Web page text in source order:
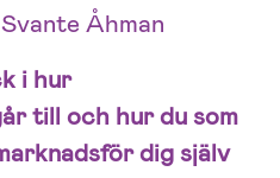
Åhman
i hur
till och hur du som
dig själv